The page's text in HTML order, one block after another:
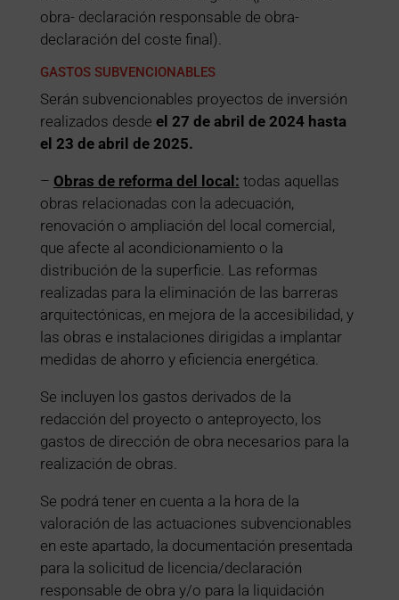
obra- declaración responsable de obra-
declaración del coste final).
GASTOS SUBVENCIONABLES
Serán subvencionables proyectos de inversión
realizados desde el 27 de abril de 2024 hasta
el 23 de abril de 2025.
– Obras de reforma del local: todas aquellas
obras relacionadas con la adecuación,
renovación o ampliación del local comercial,
que afecte al acondicionamiento o la
distribución de la superficie. Las reformas
realizadas para la eliminación de las barreras
arquitectónicas, en mejora de la accesibilidad, y
las obras e instalaciones dirigidas a implantar
medidas de ahorro y eficiencia energética.
Se incluyen los gastos derivados de la
redacción del proyecto o anteproyecto, los
gastos de dirección de obra necesarios para la
realización de obras.
Se podrá tener en cuenta a la hora de la
valoración de las actuaciones subvencionables
en este apartado, la documentación presentada
para la solicitud de licencia/declaración
responsable de obra y/o para la liquidación